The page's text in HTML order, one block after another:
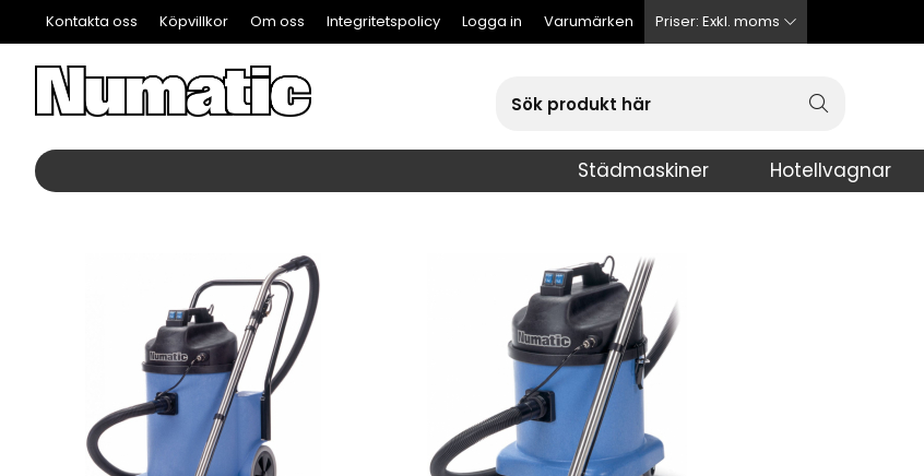
Kontakta oss Köpvillkor Om oss Integritetspolicy Logga in Varumärken Priser: Exkl. moms
Städmaskiner Hotellvagnar